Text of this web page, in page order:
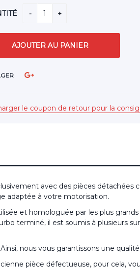
le coupon de retour pour la
avec des pièces détachées
adaptée à votre motorisation.
et homologuée par les plus
terminé, il est soumis à plusieurs
nous vous garantissons une qualité
pièce défectueuse, pour cela,